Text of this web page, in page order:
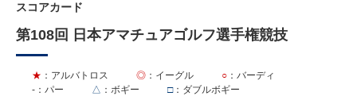
スコアカード
第108回 日本アマチュアゴルフ選手権競技
★ ：アルバトロス ◎ ：イーグル ○ ：バーディ
- ：パー △ ：ボギー □：ダブルボギー